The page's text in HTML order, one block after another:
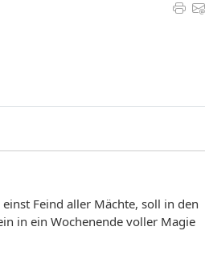
Feind aller Mächte, soll in den
in ein Wochenende voller Magie